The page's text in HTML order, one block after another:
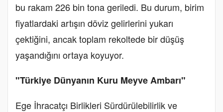
bu rakam 226 bin tona geriledi. Bu durum, birim
fiyatlardaki artışın döviz gelirlerini yukarı
çektiğini, ancak toplam rekoltede bir düşüş
yaşandığını ortaya koyuyor.
"Türkiye Dünyanın Kuru Meyve Ambarı"
Ege İhracatçı Birlikleri Sürdürülebilirlik ve